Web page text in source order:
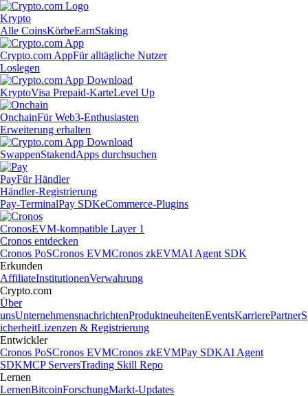
Krypto
Alle CoinsKörbeEarnStaking
Crypto.com AppFür alltägliche Nutzer
Loslegen
KryptoVisa Prepaid-KarteLevel Up
OnchainFür Web3-Enthusiasten
Erweiterung erhalten
SwappenStakendApps durchsuchen
PayFür Händler
Händler-Registrierung
Pay-TerminalPay SDKeCommerce-Plugins
CronosEVM-kompatible Layer 1
Cronos entdecken
Cronos PoSCronos EVMCronos zkEVMAI Agent SDK
Erkunden
AffiliateInstitutionenVerwahrung
Crypto.com
Über
unsUnternehmensnachrichtenProduktneuheitenEventsKarrierePartnerS
icherheitLizenzen & Registrierung
Entwickler
Cronos PoSCronos EVMCronos zkEVMPay SDKAI Agent
SDKMCP ServersTrading Skill Repo
Lernen
LernenBitcoinForschungMarkt-Updates